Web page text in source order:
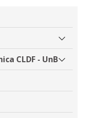
CLDF - UnB